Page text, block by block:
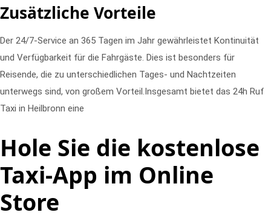
Zusätzliche Vorteile
Der 24/7-Service an 365 Tagen im Jahr gewährleistet Kontinuität
und Verfügbarkeit für die Fahrgäste. Dies ist besonders für
Reisende, die zu unterschiedlichen Tages- und Nachtzeiten
unterwegs sind, von großem Vorteil.Insgesamt bietet das 24h Ruf
Taxi in Heilbronn eine
Hole Sie die kostenlose
Taxi-App im Online
Store